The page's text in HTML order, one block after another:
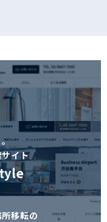
。
イト
移転の